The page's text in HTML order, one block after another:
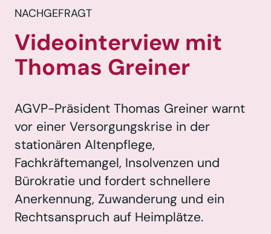
NACHGEFRAGT
Videointerview mit
Thomas Greiner
AGVP-Präsident Thomas Greiner warnt
vor einer Versorgungskrise in der
stationären Altenpflege,
Fachkräftemangel, Insolvenzen und
Bürokratie und fordert schnellere
Anerkennung, Zuwanderung und ein
Rechtsanspruch auf Heimplätze.